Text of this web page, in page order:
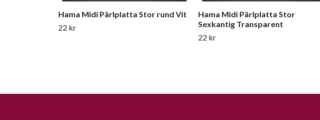
Hama Midi Pärlplatta Stor rund Vit
22 kr
Hama Midi Pärlplatta Stor
Sexkantig Transparent
22 kr